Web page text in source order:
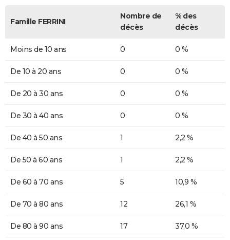
Famille FERRINI
Nombre de
décès
% des
décès
Moins de 10 ans 0 0 %
De 10 à 20 ans 0 0 %
De 20 à 30 ans 0 0 %
De 30 à 40 ans 0 0 %
De 40 à 50 ans 1 2,2 %
De 50 à 60 ans 1 2,2 %
De 60 à 70 ans 5 10,9 %
De 70 à 80 ans 12 26,1 %
De 80 à 90 ans 17 37,0 %